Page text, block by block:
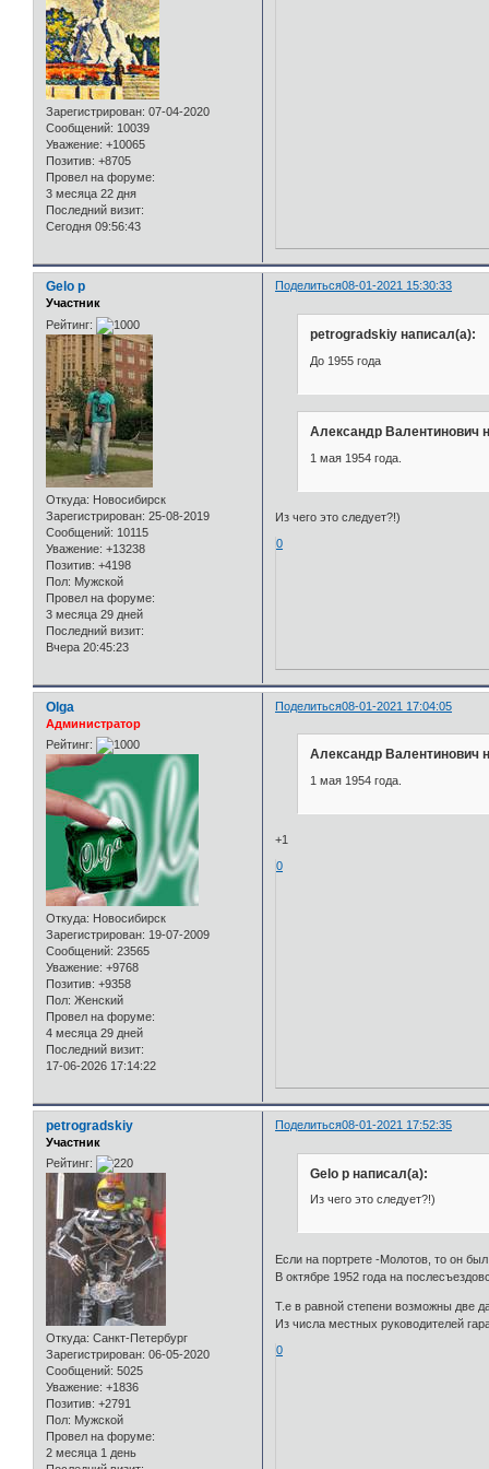
Зарегистрирован: 07-04-2020
Сообщений: 10039
Уважение: +10065
Позитив: +8705
Провел на форуме:
3 месяца 22 дня
Последний визит:
Сегодня 09:56:43
Поделиться08-01-2021 15:30:33
Gelo p
Участник
Рейтинг:
Откуда: Новосибирск
Зарегистрирован: 25-08-2019
Сообщений: 10115
Уважение: +13238
Позитив: +4198
Пол: Мужской
Провел на форуме:
3 месяца 29 дней
Последний визит:
Вчера 20:45:23
petrogradskiy написал(а):
До 1955 года
Александр Валентинович
1 мая 1954 года.
Из чего это следует?!)
0
Поделиться08-01-2021 17:04:05
Olga
Администратор
Рейтинг:
Откуда: Новосибирск
Зарегистрирован: 19-07-2009
Сообщений: 23565
Уважение: +9768
Позитив: +9358
Пол: Женский
Провел на форуме:
4 месяца 29 дней
Последний визит:
17-06-2026 17:14:22
Александр Валентинович
1 мая 1954 года.
+1
0
Поделиться08-01-2021 17:52:35
petrogradskiy
Участник
Рейтинг:
Откуда: Санкт-Петербург
Зарегистрирован: 06-05-2020
Сообщений: 5025
Уважение: +1836
Позитив: +2791
Пол: Мужской
Провел на форуме:
2 месяца 1 день
Gelo p написал(а):
Из чего это следует?!)
Если на портрете -Молотов, то он
В октябре 1952 года на
Т.е в равной степени возможны две
Из числа местных руководителей
0